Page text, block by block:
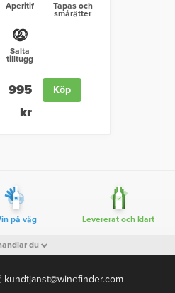
Aperitif Tapas och
smårätter
Salta
tilltugg
995
kr
Köp
på väg Levererat och klart
du
kundtjanst@winefinder.com